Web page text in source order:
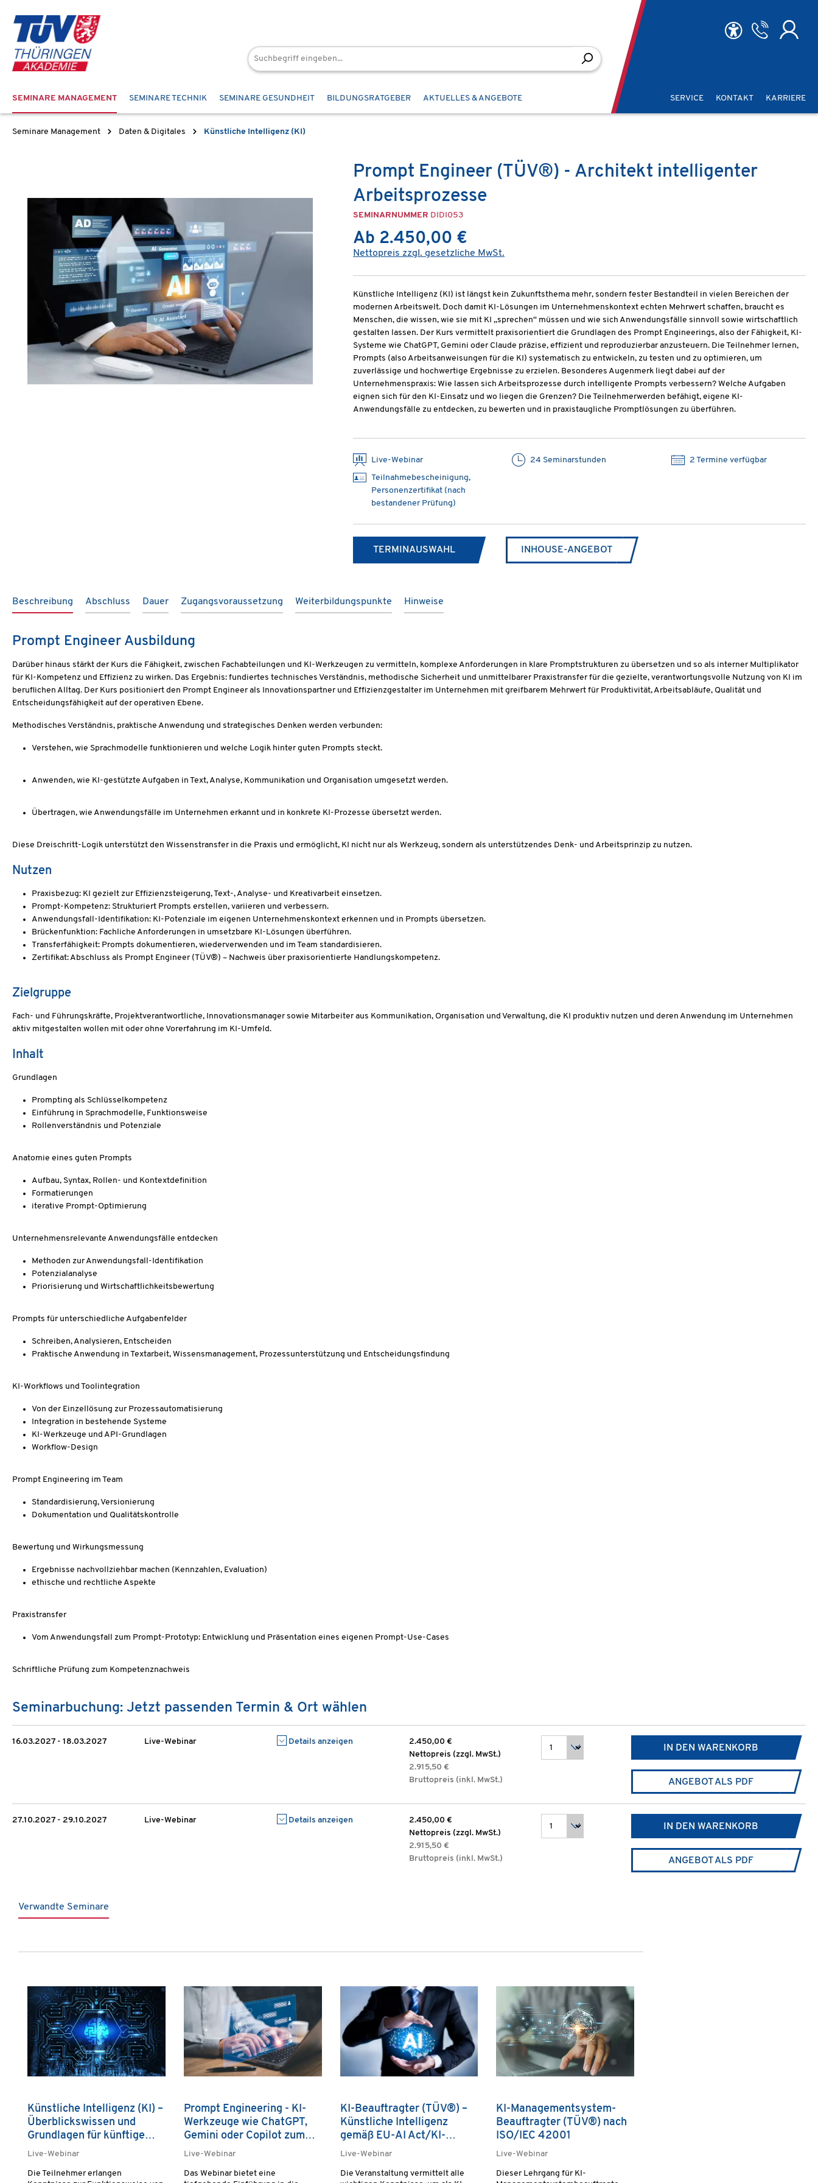
Hauptinhalt springen
Zur Suche springen
Zur Hauptnavigation springen
SEMINARE MANAGEMENT SEMINARE TECHNIK SEMINARE GESUNDHEIT BILDUNGSRATGEBER AKTUELLES & ANGEBOTE SERVICE KONTAKT KARRIERE
Seminare Management Daten & Digitales Künstliche Intelligenz (KI)
Prompt Engineer (TÜV®) - Architekt intelligenter
Arbeitsprozesse
SEMINARNUMMER DIDI053
Ab 2.450,00 €
Nettopreis zzgl. gesetzliche MwSt.
Künstliche Intelligenz (KI) ist längst kein Zukunftsthema mehr, sondern fester Bestandteil in vielen Bereichen der
modernen Arbeitswelt. Doch damit KI-Lösungen im Unternehmenskontext echten Mehrwert schaffen, braucht es
Menschen, die wissen, wie sie mit KI „sprechen“ müssen und wie sich Anwendungsfälle sinnvoll sowie wirtschaftlich
gestalten lassen. Der Kurs vermittelt praxisorientiert die Grundlagen des Prompt Engineerings, also der Fähigkeit, KI-
Systeme wie ChatGPT, Gemini oder Claude präzise, effizient und reproduzierbar anzusteuern. Die Teilnehmer lernen,
Prompts (also Arbeitsanweisungen für die KI) systematisch zu entwickeln, zu testen und zu optimieren, um
zuverlässige und hochwertige Ergebnisse zu erzielen. Besonderes Augenmerk liegt dabei auf der
Unternehmenspraxis: Wie lassen sich Arbeitsprozesse durch intelligente Prompts verbessern? Welche Aufgaben
eignen sich für den KI-Einsatz und wo liegen die Grenzen? Die Teilnehmerwerden befähigt, eigene KI-
Anwendungsfälle zu entdecken, zu bewerten und in praxistaugliche Promptlösungen zu überführen.
Live-Webinar 24 Seminarstunden
2 Termine verfügbar
Teilnahmebescheinigung,
Personenzertifikat (nach
bestandener Prüfung)
TERMINAUSWAHL INHOUSE-ANGEBOT
Beschreibung Abschluss Dauer Zugangsvoraussetzung Weiterbildungspunkte Hinweise
Prompt Engineer Ausbildung
Darüber hinaus stärkt der Kurs die Fähigkeit, zwischen Fachabteilungen und KI-Werkzeugen zu vermitteln, komplexe Anforderungen in klare Promptstrukturen zu übersetzen und so als interner Multiplikator
für KI-Kompetenz und Effizienz zu wirken. Das Ergebnis: fundiertes technisches Verständnis, methodische Sicherheit und unmittelbarer Praxistransfer für die gezielte, verantwortungsvolle Nutzung von KI im
beruflichen Alltag. Der Kurs positioniert den Prompt Engineer als Innovationspartner und Effizienzgestalter im Unternehmen mit greifbarem Mehrwert für Produktivität, Arbeitsabläufe, Qualität und
Entscheidungsfähigkeit auf der operativen Ebene.
Methodisches Verständnis, praktische Anwendung und strategisches Denken werden verbunden:
Verstehen, wie Sprachmodelle funktionieren und welche Logik hinter guten Prompts steckt.
Anwenden, wie KI-gestützte Aufgaben in Text, Analyse, Kommunikation und Organisation umgesetzt werden.
Übertragen, wie Anwendungsfälle im Unternehmen erkannt und in konkrete KI-Prozesse übersetzt werden.
Diese Dreischritt-Logik unterstützt den Wissenstransfer in die Praxis und ermöglicht, KI nicht nur als Werkzeug, sondern als unterstützendes Denk- und Arbeitsprinzip zu nutzen.
Nutzen
Praxisbezug: KI gezielt zur Effizienzsteigerung, Text-, Analyse- und Kreativarbeit einsetzen.
Prompt-Kompetenz: Strukturiert Prompts erstellen, variieren und verbessern.
Anwendungsfall-Identifikation: KI-Potenziale im eigenen Unternehmenskontext erkennen und in Prompts übersetzen.
Brückenfunktion: Fachliche Anforderungen in umsetzbare KI-Lösungen überführen.
Transferfähigkeit: Prompts dokumentieren, wiederverwenden und im Team standardisieren.
Zertifikat: Abschluss als Prompt Engineer (TÜV®) – Nachweis über praxisorientierte Handlungskompetenz.
Zielgruppe
Fach- und Führungskräfte, Projektverantwortliche, Innovationsmanager sowie Mitarbeiter aus Kommunikation, Organisation und Verwaltung, die KI produktiv nutzen und deren Anwendung im Unternehmen
aktiv mitgestalten wollen mit oder ohne Vorerfahrung im KI-Umfeld.
Inhalt
Grundlagen
Prompting als Schlüsselkompetenz
Einführung in Sprachmodelle, Funktionsweise
Rollenverständnis und Potenziale
Anatomie eines guten Prompts
Aufbau, Syntax, Rollen- und Kontextdefinition
Formatierungen
iterative Prompt-Optimierung
Unternehmensrelevante Anwendungsfälle entdecken
Methoden zur Anwendungsfall-Identifikation
Potenzialanalyse
Priorisierung und Wirtschaftlichkeitsbewertung
Prompts für unterschiedliche Aufgabenfelder
Schreiben, Analysieren, Entscheiden
Praktische Anwendung in Textarbeit, Wissensmanagement, Prozessunterstützung und Entscheidungsfindung
KI-Workflows und Toolintegration
Von der Einzellösung zur Prozessautomatisierung
Integration in bestehende Systeme
KI-Werkzeuge und API-Grundlagen
Workflow-Design
Prompt Engineering im Team
Standardisierung, Versionierung
Dokumentation und Qualitätskontrolle
Bewertung und Wirkungsmessung
Ergebnisse nachvollziehbar machen (Kennzahlen, Evaluation)
ethische und rechtliche Aspekte
Praxistransfer
Vom Anwendungsfall zum Prompt-Prototyp: Entwicklung und Präsentation eines eigenen Prompt-Use-Cases
Schriftliche Prüfung zum Kompetenznachweis
Seminarbuchung: Jetzt passenden Termin & Ort wählen
16.03.2027 - 18.03.2027 Live-Webinar Details anzeigen
2.450,00 €
Nettopreis (zzgl. MwSt.)
2.915,50 €
Bruttopreis (inkl. MwSt.)
IN DEN WARENKORB
ANGEBOT ALS PDF
27.10.2027 - 29.10.2027 Live-Webinar Details anzeigen
2.450,00 €
Nettopreis (zzgl. MwSt.)
2.915,50 €
Bruttopreis (inkl. MwSt.)
IN DEN WARENKORB
ANGEBOT ALS PDF
Verwandte Seminare
Künstliche Intelligenz (KI) –
Überblickswissen und
Grundlagen für künftige
Arbeitswelten
Live-Webinar
Die Teilnehmer erlangen
Prompt Engineering - KI-
Werkzeuge wie ChatGPT,
Gemini oder Copilot zum
Leben erwecken
Live-Webinar
Das Webinar bietet eine
KI-Beauftragter (TÜV®) –
Künstliche Intelligenz
gemäß EU-AI Act/KI-
Verordnung sicher
Live-Webinar
Die Veranstaltung vermittelt alle
KI-Managementsystem-
Beauftragter (TÜV®) nach
ISO/IEC 42001
Live-Webinar
Dieser Lehrgang für KI-